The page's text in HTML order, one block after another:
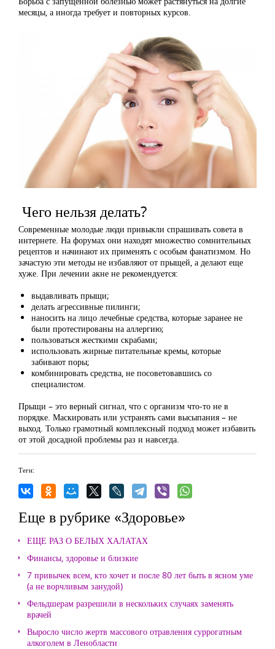
месяцы, а иногда требует и повторных курсов.
Чего нельзя делать?
Современные молодые люди привыкли спрашивать совета в
интернете. На форумах они находят множество сомнительных
рецептов и начинают их применять с особым фанатизмом. Но
зачастую эти методы не избавляют от прыщей, а делают еще
хуже. При лечении акне не рекомендуется:
выдавливать прыщи;
делать агрессивные пилинги;
наносить на лицо лечебные средства, которые заранее не
были протестированы на аллергию;
пользоваться жесткими скрабами;
использовать жирные питательные кремы, которые
забивают поры;
комбинировать средства, не посоветовавшись со
специалистом.
Прыщи – это верный сигнал, что с организм что-то не в
порядке. Маскировать или устранять сами высыпания – не
выход. Только грамотный комплексный подход может избавить
от этой досадной проблемы раз и навсегда.
Теги:
Еще в рубрике «Здоровье»
ЕЩЕ РАЗ О БЕЛЫХ ХАЛАТАХ
Финансы, здоровье и близкие
7 привычек всем, кто хочет и после 80 лет быть в ясном уме
(а не ворчливым занудой)
Фельдшерам разрешили в нескольких случаях заменять
врачей
Выросло число жертв массового отравления суррогатным
алкоголем в Ленобласти